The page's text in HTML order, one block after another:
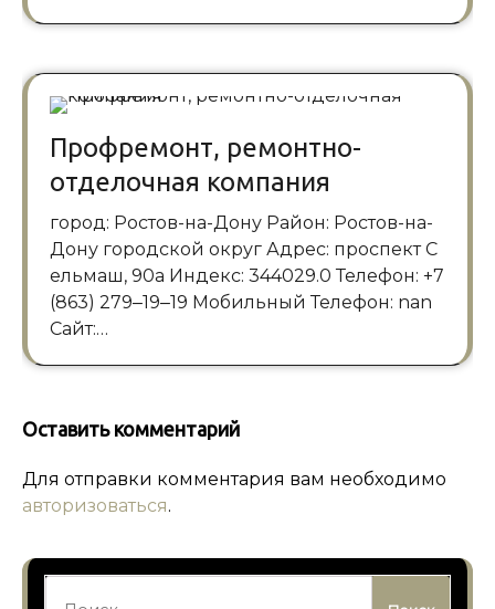
Профремонт, ремонтно-
отделочная компания
город: Ростов-на-Дону Район: Ростов-на-
Дону городской округ Адрес: проспект С
ельмаш, 90а Индекс: 344029.0 Телефон: +7
(863) 279‒19‒19 Мобильный Телефон: nan
Сайт:…
Оставить комментарий
Для отправки комментария вам необходимо
авторизоваться.